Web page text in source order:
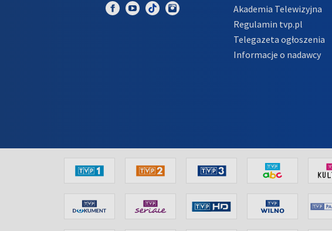
Akademia Telewizyjna
Regulamin tvp.pl
Telegazeta ogłoszenia
Informacje o nadawcy